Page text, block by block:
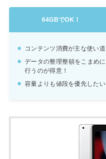
64GBでOK！
コンテンツ消費が主な使い道
データの整理整頓をこまめに
行うのが得意！
容量よりも値段を優先したい